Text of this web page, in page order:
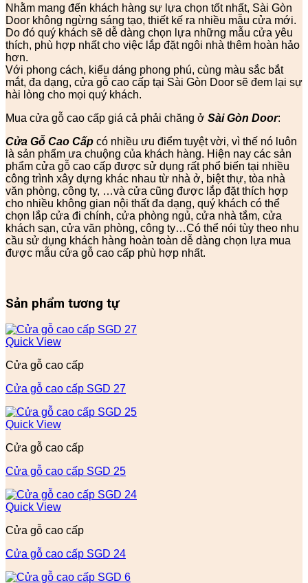
Nhằm mang đến khách hàng sự lựa chọn tốt nhất, Sài Gòn
Door không ngừng sáng tạo, thiết kế ra nhiều mẫu cửa mới.
Do đó quý khách sẽ dễ dàng chọn lựa những mẫu cửa yêu
thích, phù hợp nhất cho việc lắp đặt ngôi nhà thêm hoàn hảo
hơn.
Với phong cách, kiểu dáng phong phú, cùng màu sắc bắt
mắt, đa dạng, cửa gỗ cao cấp tại Sài Gòn Door sẽ đem lại sự
hài lòng cho mọi quý khách.
Mua cửa gỗ cao cấp giá cả phải chăng ở Sài Gòn Door:
Cửa Gỗ Cao Cấp có nhiều ưu điểm tuyệt vời, vì thế nó luôn
là sản phẩm ưa chuộng của khách hàng. Hiện nay các sản
phẩm cửa gỗ cao cấp được sử dụng rất phổ biến tại nhiều
công trình xây dựng khác nhau từ nhà ở, biệt thự, tòa nhà
văn phòng, công ty, …và cửa cũng được lắp đặt thích hợp
cho nhiều không gian nội thất đa dạng, quý khách có thể
chọn lắp cửa đi chính, cửa phòng ngủ, cửa nhà tắm, cửa
khách sạn, cửa văn phòng, công ty…Có thể nói tùy theo nhu
cầu sử dụng khách hàng hoàn toàn dễ dàng chọn lựa mua
được mẫu cửa gỗ cao cấp phù hợp nhất.
Sản phẩm tương tự
Quick View
Cửa gỗ cao cấp
Cửa gỗ cao cấp SGD 27
Quick View
Cửa gỗ cao cấp
Cửa gỗ cao cấp SGD 25
Quick View
Cửa gỗ cao cấp
Cửa gỗ cao cấp SGD 24